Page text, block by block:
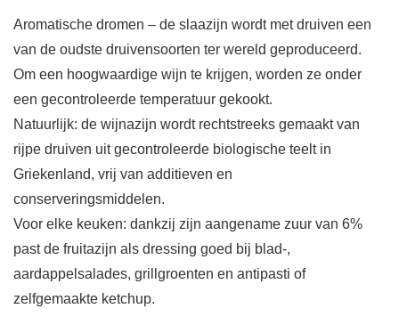
Aromatische dromen – de slaazijn wordt met druiven een
van de oudste druivensoorten ter wereld geproduceerd.
Om een hoogwaardige wijn te krijgen, worden ze onder
een gecontroleerde temperatuur gekookt.
Natuurlijk: de wijnazijn wordt rechtstreeks gemaakt van
rijpe druiven uit gecontroleerde biologische teelt in
Griekenland, vrij van additieven en
conserveringsmiddelen.
Voor elke keuken: dankzij zijn aangename zuur van 6%
past de fruitazijn als dressing goed bij blad-,
aardappelsalades, grillgroenten en antipasti of
zelfgemaakte ketchup.